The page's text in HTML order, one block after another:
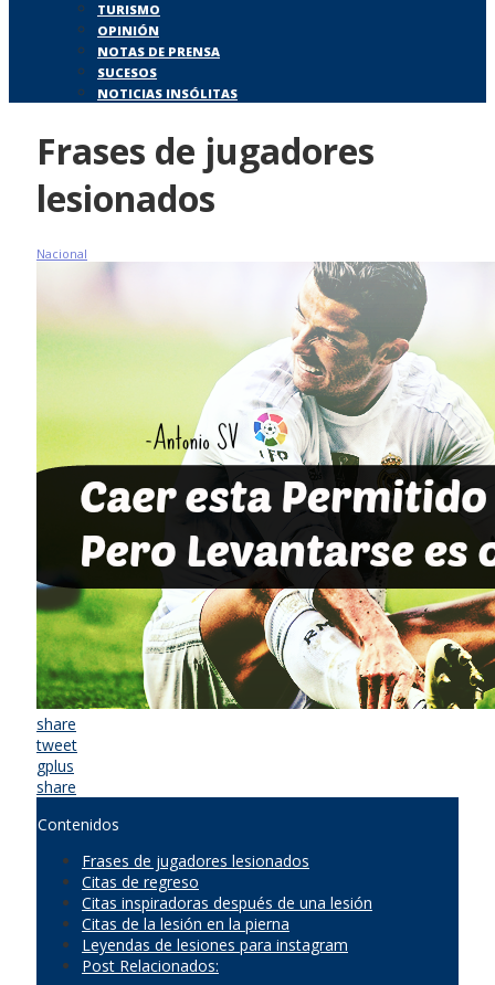
TURISMO
OPINIÓN
NOTAS DE PRENSA
SUCESOS
NOTICIAS INSÓLITAS
Frases de jugadores
lesionados
Nacional
share
tweet
gplus
share
Contenidos
Frases de jugadores lesionados
Citas de regreso
Citas inspiradoras después de una lesión
Citas de la lesión en la pierna
Leyendas de lesiones para instagram
Post Relacionados: